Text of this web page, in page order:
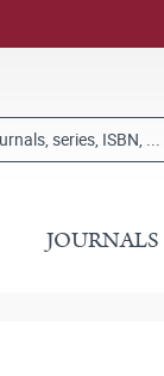
JOURNALS